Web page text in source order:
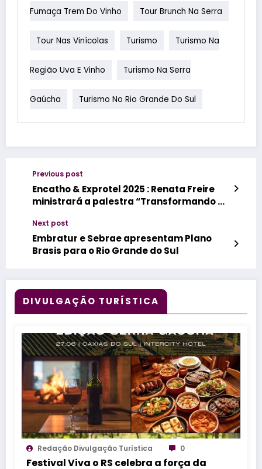
Fumaça Trem Do Vinho Tour Brunch Na Serra
Tour Nas Vinícolas Turismo Turismo Na
Região Uva E Vinho Turismo Na Serra
Gaúcha Turismo No Rio Grande Do Sul
Previous post
Encatho & Exprotel 2025 : Renata Freire
ministrará a palestra “Transformando a
Memoráveis”
Next post
Embratur e Sebrae apresentam Plano
Brasis para o Rio Grande do Sul
DIVULGAÇÃO TURÍSTICA
Redação Divulgação Turística 0
Festival Viva o RS celebra a força da